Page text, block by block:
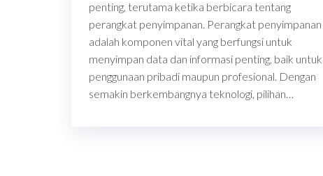
penting, terutama ketika berbicara tentang
perangkat penyimpanan. Perangkat penyimpanan
adalah komponen vital yang berfungsi untuk
menyimpan data dan informasi penting, baik untuk
penggunaan pribadi maupun profesional. Dengan
semakin berkembangnya teknologi, pilihan…